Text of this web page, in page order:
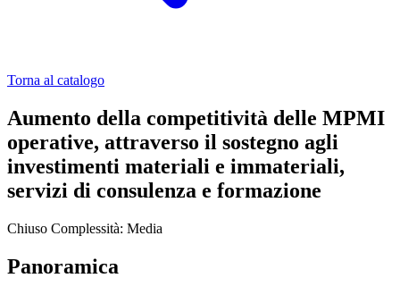
Torna al catalogo
Aumento della competitività delle MPMI
operative, attraverso il sostegno agli
investimenti materiali e immateriali,
servizi di consulenza e formazione
Chiuso Complessità: Media
Panoramica